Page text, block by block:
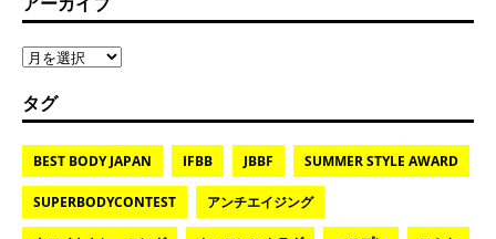
タグ
BEST BODY JAPAN IFBB JBBF SUMMER STYLE AWARD
SUPERBODYCONTEST アンチエイジング